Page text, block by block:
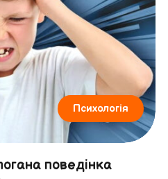
Психологія
поведінка